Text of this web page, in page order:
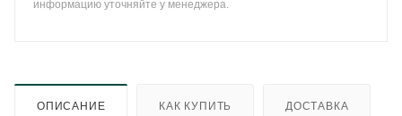
информацию уточняйте у менеджера.
ОПИСАНИЕ КАК КУПИТЬ ДОСТАВКА